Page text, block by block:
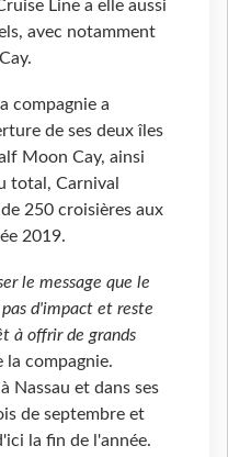
Line a elle aussi
avec notamment
compagnie a
de ses deux îles
Moon Cay, ainsi
total, Carnival
250 croisières aux
2019.
le message que le
d'impact et reste
à offrir de grands
la compagnie.
Nassau et dans ses
de septembre et
la fin de l'année.